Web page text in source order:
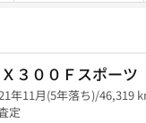
Ｘ３００Ｆスポーツ
年11月(5年落ち)/46,319
定